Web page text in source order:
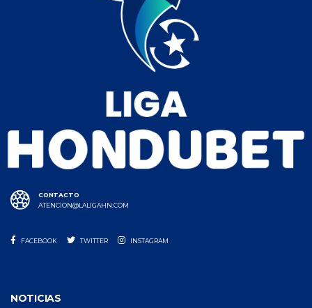
CONTACTO
ATENCION@LALIGAHN.COM
FACEBOOK TWITTER INSTAGRAM
NOTICIAS